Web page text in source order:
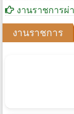
งานราชการผ่
งานราชการ